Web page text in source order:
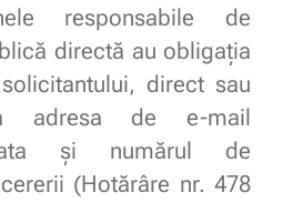
responsabile de
directă au obligaţia
direct sau
adresa de e-mail
şi numărul de
(Hotărâre nr. 478